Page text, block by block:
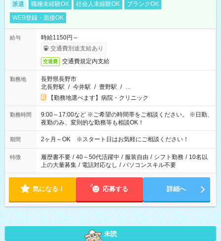
派遣 職種未経験OK 社会人未経験OK
ブランクOK
WEB登録・面接OK
給与
時給1150円～
交通費別途支給あり
交通費 交通費規定内支給
勤務地
長野県長野市
北長野駅 / 今井駅 / 豊野駅 / …
【勤務地選べます】病院・クリニック
勤務時間
9:00～17:00など ※ご希望の時間帯をご相談ください。 ※日勤、
夜勤のみ、変則的な勤務等も相談OK！
期間 2ヶ月～OK ※スタート日はお気軽にご相談ください！
特徴 履歴書不要 / 40～50代活躍中 / 服装自由 / シフト勤務 / 10名以
上の大量募集 / 電話対応なし / パソコンスキル不要
気になる！ 応募する 詳細へ
未読